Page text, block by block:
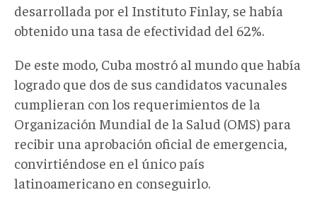
desarrollada por el Instituto Finlay, se había
obtenido una tasa de efectividad del 62%.
De este modo, Cuba mostró al mundo que había
logrado que dos de sus candidatos vacunales
cumplieran con los requerimientos de la
Organización Mundial de la Salud (OMS) para
recibir una aprobación oficial de emergencia,
convirtiéndose en el único país
latinoamericano en conseguirlo.